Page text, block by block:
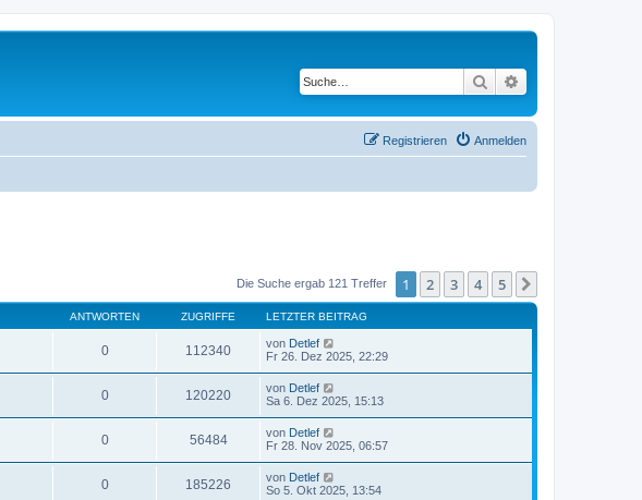
Suche
Anmelden
Registrieren
Die Suche ergab 121 Treffer 1 2 3 4 5
ANTWORTEN ZUGRIFFE LETZTER BEITRAG
0 112340 von Detlef
Fr 26. Dez 2025, 22:29
0 120220 von Detlef
Sa 6. Dez 2025, 15:13
0 56484 von Detlef
Fr 28. Nov 2025, 06:57
0 185226 von Detlef
So 5. Okt 2025, 13:54